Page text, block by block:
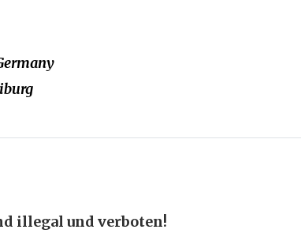
illegal und verboten!